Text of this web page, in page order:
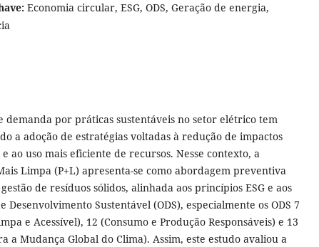
Economia circular, ESG, ODS, Geração de energia,
demanda por práticas sustentáveis no setor elétrico tem
a adoção de estratégias voltadas à redução de impactos
ao uso mais eficiente de recursos. Nesse contexto, a
Limpa (P+L) apresenta-se como abordagem preventiva
de resíduos sólidos, alinhada aos princípios ESG e aos
Desenvolvimento Sustentável (ODS), especialmente os ODS 7
e Acessível), 12 (Consumo e Produção Responsáveis) e 13
a Mudança Global do Clima). Assim, este estudo avaliou a